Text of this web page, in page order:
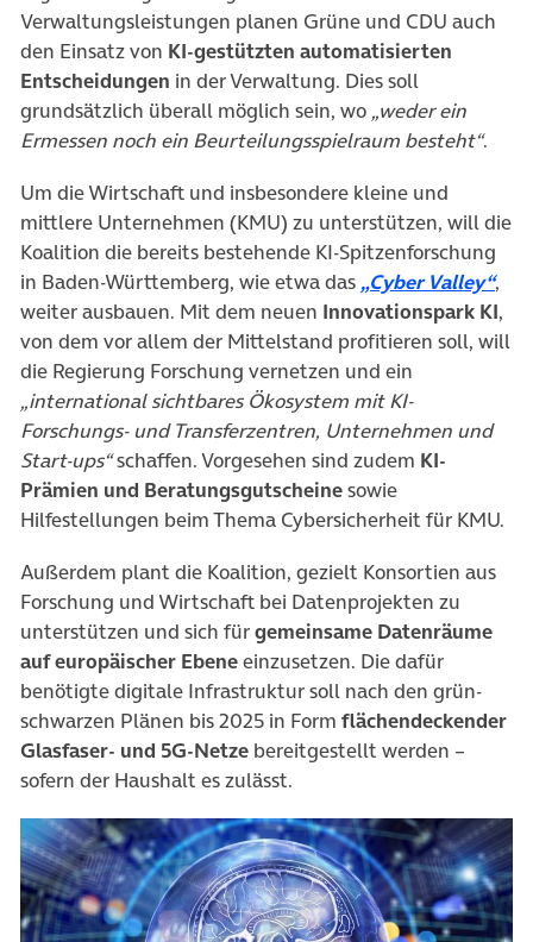
Verwaltungsleistungen planen Grüne und CDU auch
den Einsatz von KI-gestützten automatisierten
Entscheidungen in der Verwaltung. Dies soll
grundsätzlich überall möglich sein, wo „weder ein
Ermessen noch ein Beurteilungsspielraum besteht“.
Um die Wirtschaft und insbesondere kleine und
mittlere Unternehmen (KMU) zu unterstützen, will die
Koalition die bereits bestehende KI-Spitzenforschung
in Baden-Württemberg, wie etwa das „Cyber Valley“,
weiter ausbauen. Mit dem neuen Innovationspark KI,
von dem vor allem der Mittelstand profitieren soll, will
die Regierung Forschung vernetzen und ein
„international sichtbares Ökosystem mit KI-
Forschungs- und Transferzentren, Unternehmen und
Start-ups“schaffen. Vorgesehen sind zudem KI-
Prämien und Beratungsgutscheinesowie
Hilfestellungen beim Thema Cybersicherheit für KMU.
Außerdem plant die Koalition, gezielt Konsortien aus
Forschung und Wirtschaft bei Datenprojekten zu
unterstützen und sich fürgemeinsame Datenräume
auf europäischer Ebeneeinzusetzen. Die dafür
benötigte digitale Infrastruktur soll nach den grün-
schwarzen Plänen bis 2025 in Form flächendeckender
Glasfaser- und 5G-Netze bereitgestellt werden –
sofern der Haushalt es zulässt.